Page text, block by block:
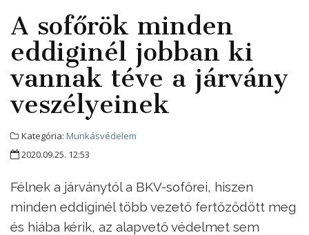
A sofőrök minden
eddiginél jobban ki
vannak téve a járvány
veszélyeinek
Kategória: Munkásvédelem
2020.09.25. 12:53
Félnek a járványtól a BKV-sofőrei, hiszen
minden eddiginél több vezető fertőződött meg
és hiába kérik, az alapvető védelmet sem